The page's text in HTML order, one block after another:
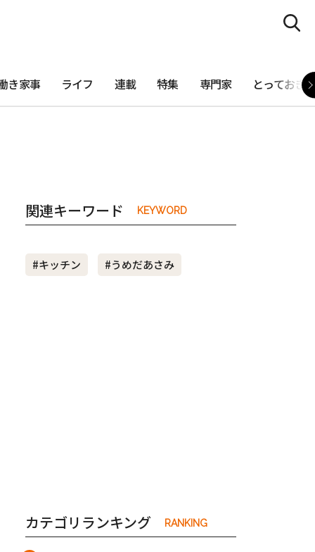
夫婦
き家事 ライフ 連載 特集 専門家 とっておき
関連キーワード KEYWORD
#キッチン #うめだあさみ
カテゴリランキング RANKING